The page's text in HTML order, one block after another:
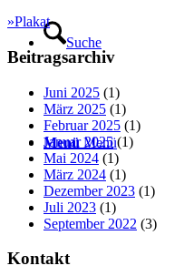
Suche
Menü Menü
»Plakat
Beitragsarchiv
Juni 2025 (1)
März 2025 (1)
Februar 2025 (1)
Januar 2025(1)
Mai 2024 (1)
März 2024 (1)
Dezember 2023 (1)
Juli 2023 (1)
September 2022 (3)
Kontakt